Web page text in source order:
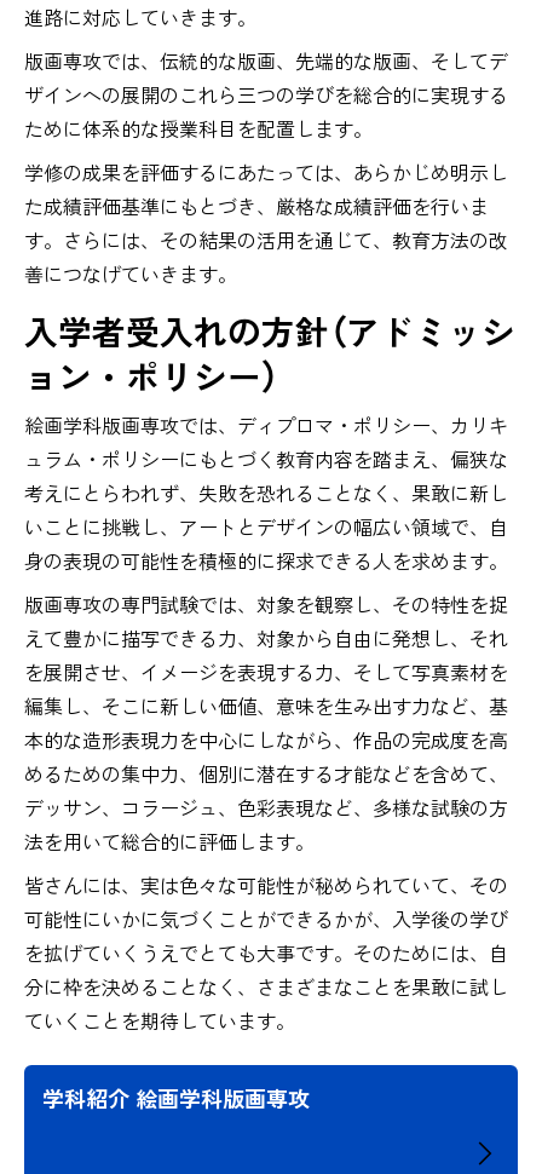
進路に対応していきます。
版画専攻では、伝統的な版画、先端的な版画、そしてデ
ザインへの展開のこれら三つの学びを総合的に実現する
ために体系的な授業科目を配置します。
学修の成果を評価するにあたっては、あらかじめ明示し
た成績評価基準にもとづき、厳格な成績評価を行いま
す。さらには、その結果の活用を通じて、教育方法の改
善につなげていきます。
入学者受入れの方針（アドミッシ
ョン・ポリシー）
絵画学科版画専攻では、ディプロマ・ポリシー、カリキ
ュラム・ポリシーにもとづく教育内容を踏まえ、偏狭な
考えにとらわれず、失敗を恐れることなく、果敢に新し
いことに挑戦し、アートとデザインの幅広い領域で、自
身の表現の可能性を積極的に探求できる人を求めます。
版画専攻の専門試験では、対象を観察し、その特性を捉
えて豊かに描写できる力、対象から自由に発想し、それ
を展開させ、イメージを表現する力、そして写真素材を
編集し、そこに新しい価値、意味を生み出す力など、基
本的な造形表現力を中心にしながら、作品の完成度を高
めるための集中力、個別に潜在する才能などを含めて、
デッサン、コラージュ、色彩表現など、多様な試験の方
法を用いて総合的に評価します。
皆さんには、実は色々な可能性が秘められていて、その
可能性にいかに気づくことができるかが、入学後の学び
を拡げていくうえでとても大事です。そのためには、自
分に枠を決めることなく、さまざまなことを果敢に試し
ていくことを期待しています。
学科紹介 絵画学科版画専攻